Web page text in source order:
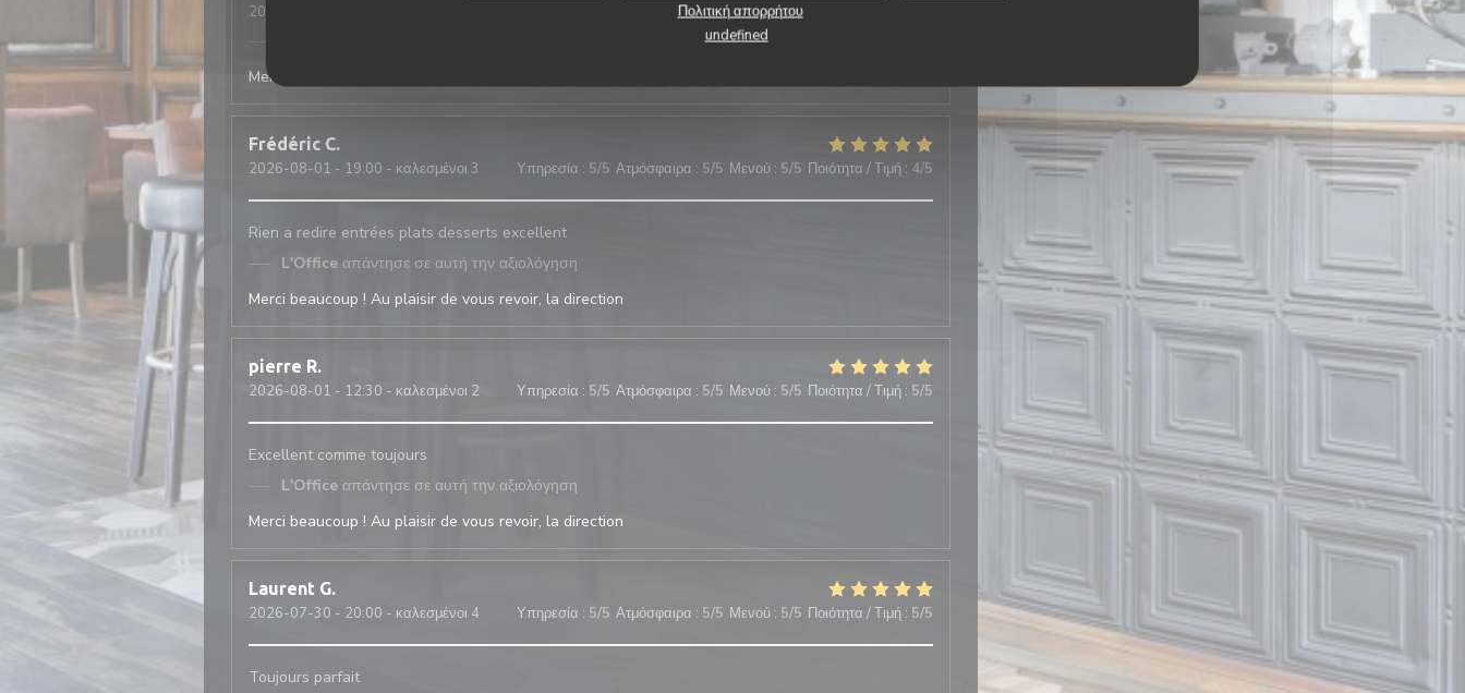
Πολιτική απορρήτου
undefined
2026-08-01
Ατμόσφαιρα:5/5 Μενού:4/5
Merci beaucoup ! Au plaisir de vous revoir, la direction
Frédéric C
2026-08-01 - 19:00 - καλεσμένοι 3 Υπηρεσία : 5/5 Ατμόσφαιρα : 5/5 Μενού : 5/5 Ποιότητα / Τιμή : 4/5
Rien a redire entrées plats desserts excellent
L'Office απάντησε σε αυτή την αξιολόγηση
Merci beaucoup ! Au plaisir de vous revoir, la direction
pierre R
2026-08-01 - 12:30 - καλεσμένοι 2 Υπηρεσία : 5/5 Ατμόσφαιρα : 5/5 Μενού : 5/5 Ποιότητα / Τιμή : 5/5
Excellent comme toujours
L'Office απάντησε σε αυτή την αξιολόγηση
Merci beaucoup ! Au plaisir de vous revoir, la direction
Laurent G
2026-07-30 - 20:00 - καλεσμένοι 4 Υπηρεσία : 5/5 Ατμόσφαιρα : 5/5 Μενού : 5/5 Ποιότητα / Τιμή : 5/5
Toujours parfait